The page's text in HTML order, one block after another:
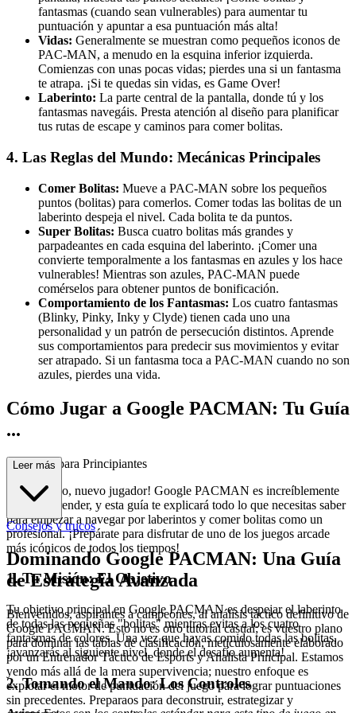
fantasmas (cuando sean vulnerables) para aumentar tu
puntuación y apuntar a esa puntuación más alta!
Vidas: Generalmente se muestran como pequeños iconos de
PAC-MAN, a menudo en la esquina inferior izquierda.
Comienzas con unas pocas vidas; pierdes una si un fantasma
te atrapa. ¡Si te quedas sin vidas, es Game Over!
Laberinto: La parte central de la pantalla, donde tú y los
fantasmas navegáis. Presta atención al diseño para planificar
tus rutas de escape y caminos para comer bolitas.
4. Las Reglas del Mundo: Mecánicas Principales
Comer Bolitas: Mueve a PAC-MAN sobre los pequeños
puntos (bolitas) para comerlos. Comer todas las bolitas de un
laberinto despeja el nivel. Cada bolita te da puntos.
Super Bolitas: Busca cuatro bolitas más grandes y
parpadeantes en cada esquina del laberinto. ¡Comer una
convierte temporalmente a los fantasmas en azules y los hace
vulnerables! Mientras son azules, PAC-MAN puede
comérselos para obtener puntos de bonificación.
Comportamiento de los Fantasmas: Los cuatro fantasmas
(Blinky, Pinky, Inky y Clyde) tienen cada uno una
personalidad y un patrón de persecución distintos. Aprende
sus comportamientos para predecir sus movimientos y evitar
ser atrapado. Si un fantasma toca a PAC-MAN cuando no son
azules, pierdes una vida.
Cómo Jugar a Google PACMAN: Tu Guía
...
Completa para Principiantes
¡Bienvenido, nuevo jugador! Google PACMAN es increíblemente
fácil de aprender, y esta guía te explicará todo lo que necesitas saber
para empezar a navegar por laberintos y comer bolitas como un
profesional. ¡Prepárate para disfrutar de uno de los juegos arcade
más icónicos de todos los tiempos!
1. Tu Misión: El Objetivo
Tu objetivo principal en Google PACMAN es despejar el laberinto
de todas las pequeñas "bolitas" mientras evitas a los cuatro
fantasmas de colores. Una vez que hayas comido todas las bolitas,
¡avanzarás al siguiente nivel, donde el desafío aumenta!
2. Tomando el Mando: Los Controles
Leer más
Consejos y trucos
Dominando Google PACMAN: Una Guía
de Estrategia Avanzada
Bienvenidos, aspirantes a campeones, al análisis táctico definitivo de
Google PACMAN. Esto no es otro tutorial casual; es vuestro plano
para dominar las tablas de clasificación, meticulosamente elaborado
por un Entrenador Táctico de Esports y Analista Principal. Estamos
yendo más allá de la mera supervivencia; nuestro enfoque es
explotar el motor de puntuación del juego para lograr puntuaciones
sin precedentes. Preparaos para deconstruir, estrategizar y